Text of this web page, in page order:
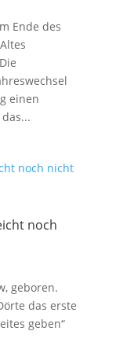
Ende des
einen
noch
geboren.
das erste
geben“